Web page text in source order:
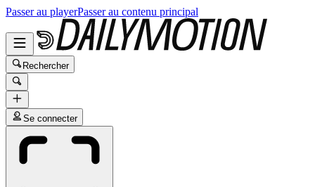
Passer au playerPasser au contenu principal
Rechercher
Se connecter